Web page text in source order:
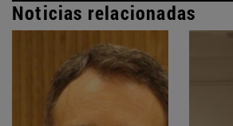
Noticias relacionadas